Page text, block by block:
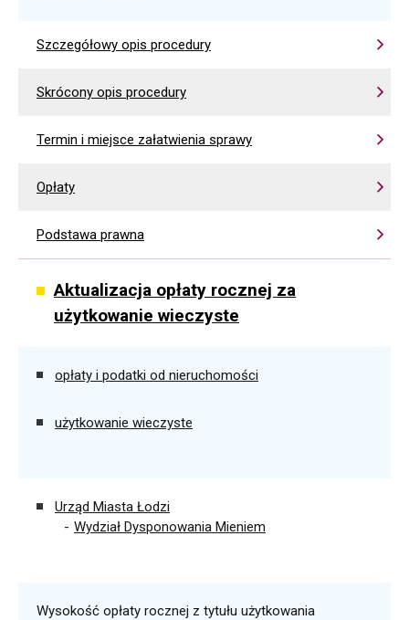
Szczegółowy opis procedury
Skrócony opis procedury
Termin i miejsce załatwienia sprawy
Opłaty
Podstawa prawna
Aktualizacja opłaty rocznej za
użytkowanie wieczyste
opłaty i podatki od nieruchomości
użytkowanie wieczyste
Urząd Miasta Łodzi
Wydział Dysponowania Mieniem
Wysokość opłaty rocznej z tytułu użytkowania